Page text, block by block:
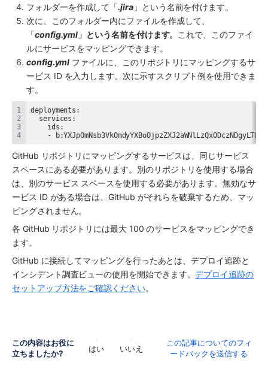
フォルダーを作成して「.jira」という名前を付けます。
次に、このフォルダー内にファイルを作成して、
「config.yml 」という名前を付けます。 これで、このファイ
ルにサービスをマッピングできます。
config.yml ファイルに、このリポジトリにマッピングするサ
ービス ID を入力します。次に示すスクリプト例を使用できま
す。
-
GitHub リポジトリにマッピングするサービスは、同じサービス
スペースにある必要があります。別のリポジトリを使用する場合
は、別のサービス スペースを使用する必要があります。無効なサ
ービス ID がある場合は、 GitHub がそれらを破棄するため、マッ
ピングされません。
各 GitHub リポジトリには最大 100 のサービスをマッピングでき
ます。
GitHub に接続してマッピングを行ったあとは、デプロイ追跡と
インシデント調査ビューの使用を開始できます。デプロイ追跡の
セットアップ方法をご確認ください。
この内容はお役に
立ちましたか?
はい いいえ
この記事についてのフィ
ードバックを送信する